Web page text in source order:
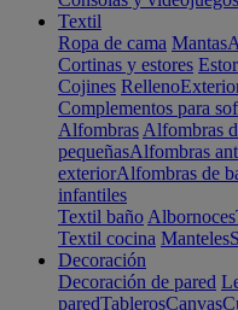
Textil
Ropa de cama Mantas
Cortinas y estores
Cojines Relleno
Complementos para
Alfombras Alfombras
pequeñasAlfombras
exteriorAlfombras de
infantiles
Textil baño Albornoces
Textil cocina Manteles
Decoración
Decoración de pared
paredTablerosCanvas